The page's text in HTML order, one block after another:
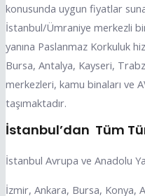
konusunda uygun fiyatlar
İstanbul/Ümraniye merkezli
yanına Paslanmaz Korkuluk
Bursa, Antalya, Kayseri,
merkezleri, kamu binaları ve
taşımaktadır.
İstanbul’dan Tüm
İstanbul Avrupa ve Anadolu
İzmir, Ankara, Bursa, Konya,